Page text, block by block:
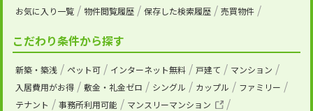
お気に入り一覧
物件閲覧履歴 保存した検索履歴 売買物件
こだわり条件から探す
新築・築浅 ペット可 インターネット無料 戸建て
マンション
入居費用がお得
敷金・礼金ゼロ シングル カップル
ファミリー
テナント
事務所利用可能 マンスリーマンション